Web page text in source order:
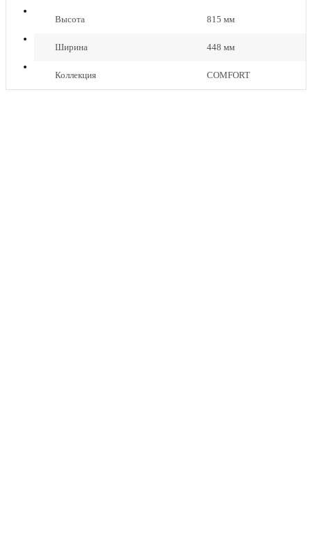
Высота 815 мм
Ширина 448 мм
Коллекция COMFORT
МАШИНА